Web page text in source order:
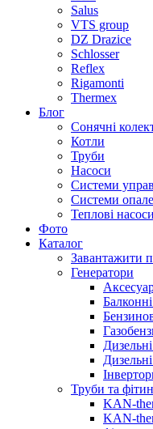
Salus
VTS group
DZ Drazice
Schlosser
Reflex
Rigamonti
Thermex
Блог
Сонячні
Котли
Труби
Насоси
Системи
Системи
Теплові насоси
Фото
Каталог
Завантажити
Генератори
Труби та
KAN-
KAN-